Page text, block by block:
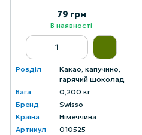
79 грн
В наявності
Розділ
Какао, капучино,
гарячий шоколад
Вага
0,200 кг
Бренд
Swisso
Країна
Німеччина
Артикул
010525